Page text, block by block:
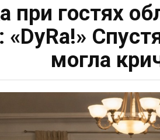
при гостях
«DуRа!»
могла